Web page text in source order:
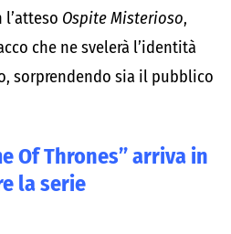
Ospite Misterioso,
che ne svelerà l’identità
sorprendendo sia il pubblico
Of Thrones” arriva in
la serie